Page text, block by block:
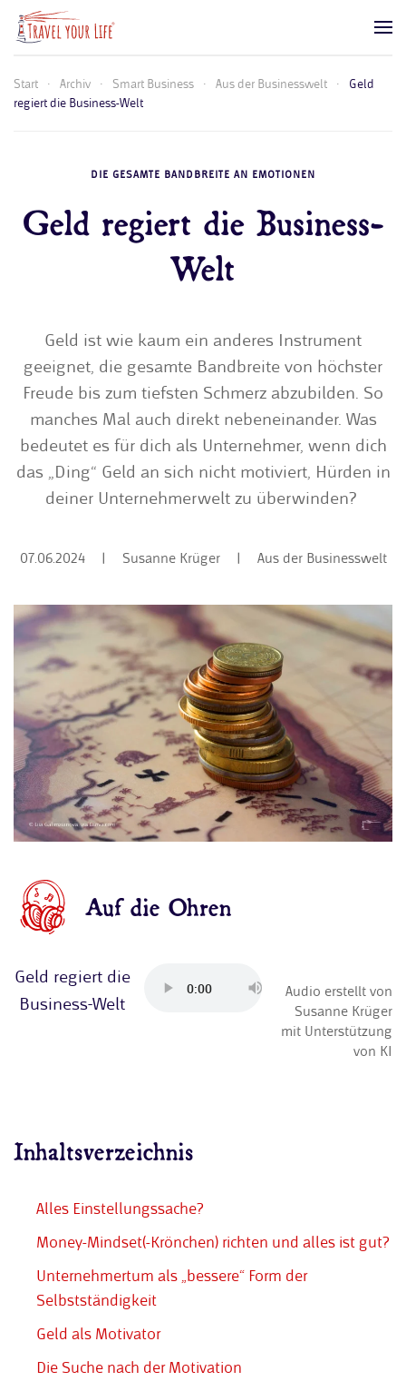
Start Archiv Smart Business Aus der Businesswelt
Geld
regiert die Business-Welt
DIE GESAMTE BANDBREITE AN EMOTIONEN
Geld regiert die Business-
Welt
Geld ist wie kaum ein anderes Instrument
geeignet, die gesamte Bandbreite von höchster
Freude bis zum tiefsten Schmerz abzubilden. So
manches Mal auch direkt nebeneinander. Was
bedeutet es für dich als Unternehmer, wenn dich
das „Ding“ Geld an sich nicht motiviert, Hürden in
deiner Unternehmerwelt zu überwinden?
07.06.2024| Susanne Krüger| Aus der Businesswelt
Auf die Ohren
Geld regiert die
Business-Welt
Audio erstellt von
Susanne Krüger
mit Unterstützung
von KI
Inhaltsverzeichnis
Alles Einstellungssache?
Money-Mindset(-Krönchen) richten und alles ist gut?
Unternehmertum als „bessere“ Form der
Selbstständigkeit
Geld als Motivator
Die Suche nach der Motivation